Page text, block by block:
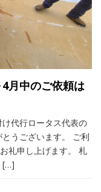
月中のご依頼は
代行ロータス代表の
うございます。 ご利
礼申し上げます。 札
[…]